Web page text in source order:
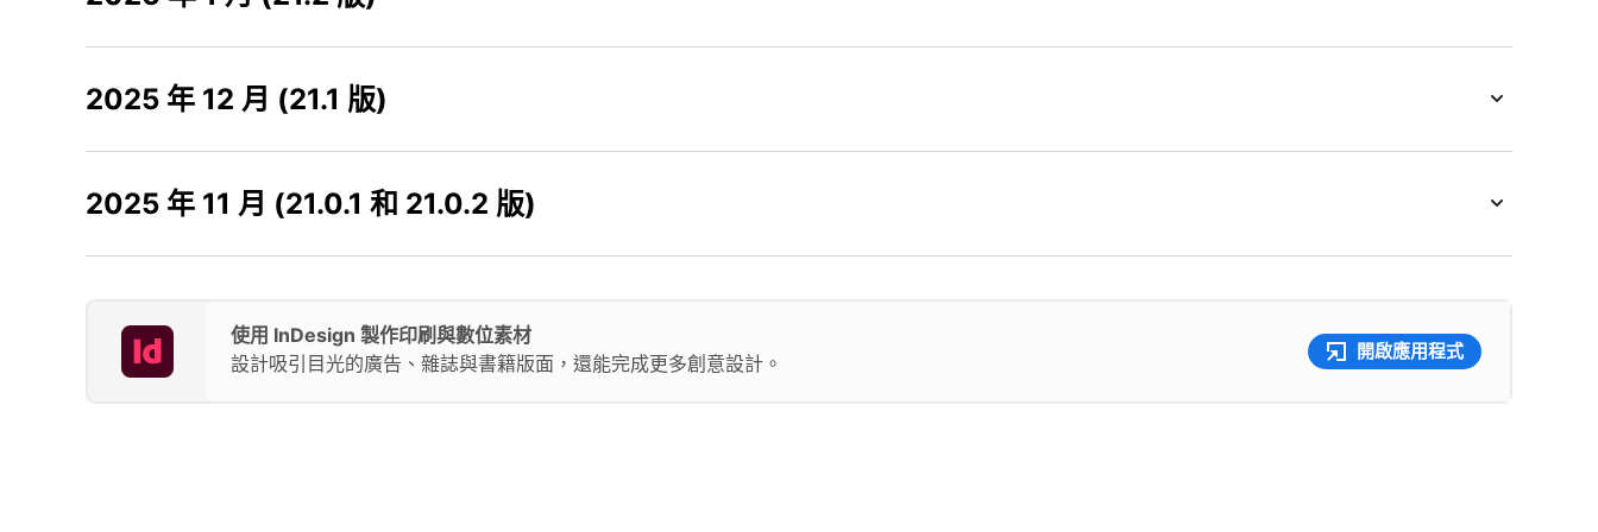
2025 年 12 月 (21.1 版)
2025 年 11 月 (21.0.1 和 21.0.2 版)
使用 InDesign 製作印刷與數位素材
設計吸引目光的廣告、雜誌與書籍版面，還能完成更多創意設計。
開啟應用程式